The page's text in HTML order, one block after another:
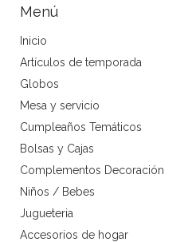
Menú
Inicio
Artículos de temporada
Globos
Mesa y servicio
Cumpleaños Temáticos
Bolsas y Cajas
Complementos Decoración
Niños / Bebes
Jugueteria
Accesorios de hogar